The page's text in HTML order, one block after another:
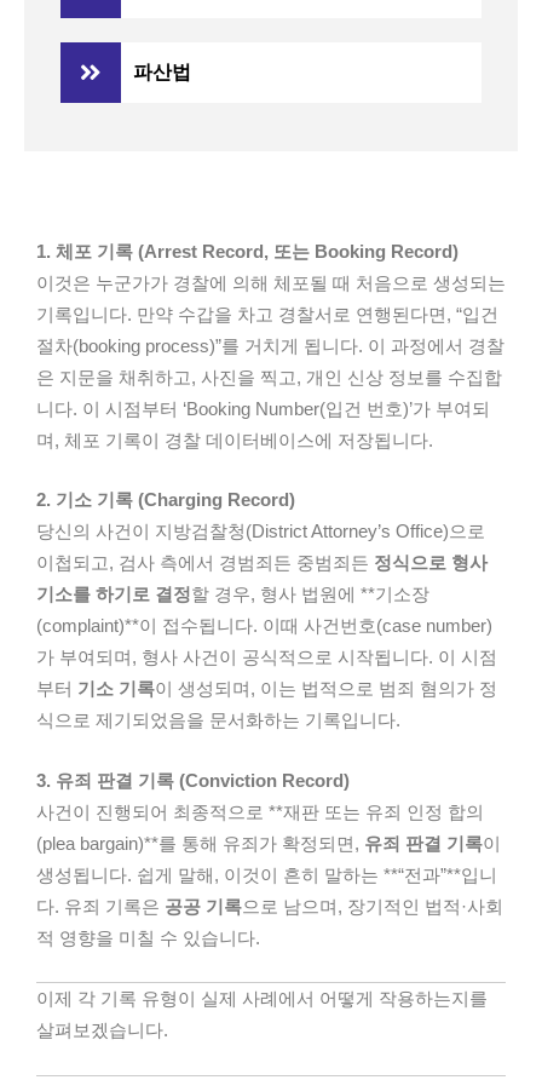
파산법
1. 체포 기록 (Arrest Record, 또는 Booking Record)
이것은 누군가가 경찰에 의해 체포될 때 처음으로 생성되는
기록입니다. 만약 수갑을 차고 경찰서로 연행된다면, “입건
절차(booking process)”를 거치게 됩니다. 이 과정에서 경찰
은 지문을 채취하고, 사진을 찍고, 개인 신상 정보를 수집합
니다. 이 시점부터 ‘Booking Number(입건 번호)’가 부여되
며, 체포 기록이 경찰 데이터베이스에 저장됩니다.
2. 기소 기록 (Charging Record)
당신의 사건이 지방검찰청(District Attorney’s Office)으로
이첩되고, 검사 측에서 경범죄든 중범죄든 정식으로 형사
기소를 하기로 결정할 경우, 형사 법원에 **기소장
(complaint)**이 접수됩니다. 이때 사건번호(case number)
가 부여되며, 형사 사건이 공식적으로 시작됩니다. 이 시점
부터 기소 기록이 생성되며, 이는 법적으로 범죄 혐의가 정
식으로 제기되었음을 문서화하는 기록입니다.
3. 유죄 판결 기록 (Conviction Record)
사건이 진행되어 최종적으로 **재판 또는 유죄 인정 합의
(plea bargain)**를 통해 유죄가 확정되면, 유죄 판결 기록이
생성됩니다. 쉽게 말해, 이것이 흔히 말하는 **“전과”**입니
다. 유죄 기록은 공공 기록으로 남으며, 장기적인 법적·사회
적 영향을 미칠 수 있습니다.
이제 각 기록 유형이 실제 사례에서 어떻게 작용하는지를
살펴보겠습니다.